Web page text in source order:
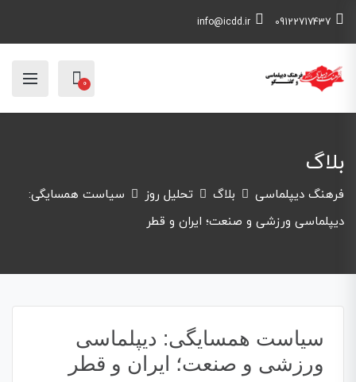
09122717437
info@icdd.ir
0
بلاگ
فرهنگ دیپلماسی بلاگ تحلیل روز
سیاست همسایگی:
دیپلماسی ورزشی و صنعت؛ ایران و قطر
سیاست همسایگی: دیپلماسی
ورزشی و صنعت؛ ایران و قطر